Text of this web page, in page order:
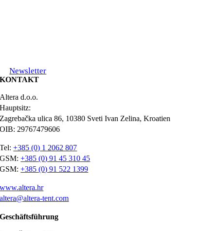
Newsletter
KONTAKT
Altera d.o.o.
Hauptsitz:
Zagrebačka ulica 86, 10380 Sveti Ivan Zelina, Kroatien
OIB: 29767479606
Tel:+385 (0) 1 2062 807
GSM:+385 (0) 91 45 310 45
GSM:+385 (0) 91 522 1399
www.altera.hr
altera@altera-tent.com
Geschäftsführung